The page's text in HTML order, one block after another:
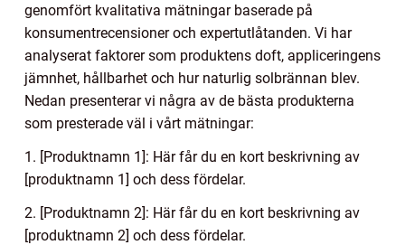
genomfört kvalitativa mätningar baserade på
konsumentrecensioner och expertutlåtanden. Vi har
analyserat faktorer som produktens doft, appliceringens
jämnhet, hållbarhet och hur naturlig solbrännan blev.
Nedan presenterar vi några av de bästa produkterna
som presterade väl i vårt mätningar:
1. [Produktnamn 1]: Här får du en kort beskrivning av
[produktnamn 1] och dess fördelar.
2. [Produktnamn 2]: Här får du en kort beskrivning av
[produktnamn 2] och dess fördelar.